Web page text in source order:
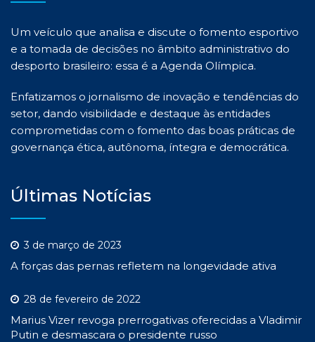
Um veículo que analisa e discute o fomento esportivo
e a tomada de decisões no âmbito administrativo do
desporto brasileiro: essa é a Agenda Olímpica.
Enfatizamos o jornalismo de inovação e tendências do
setor, dando visibilidade e destaque às entidades
comprometidas com o fomento das boas práticas de
governança ética, autônoma, íntegra e democrática.
Últimas Notícias
3 de março de 2023
A forças das pernas refletem na longevidade ativa
28 de fevereiro de 2022
Marius Vizer revoga prerrogativas oferecidas a Vladimir
Putin e desmascara o presidente russo